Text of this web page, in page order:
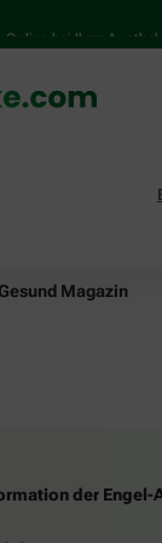
Online bei Ihrer Apotheke
Gesund Magazin
der Engel-